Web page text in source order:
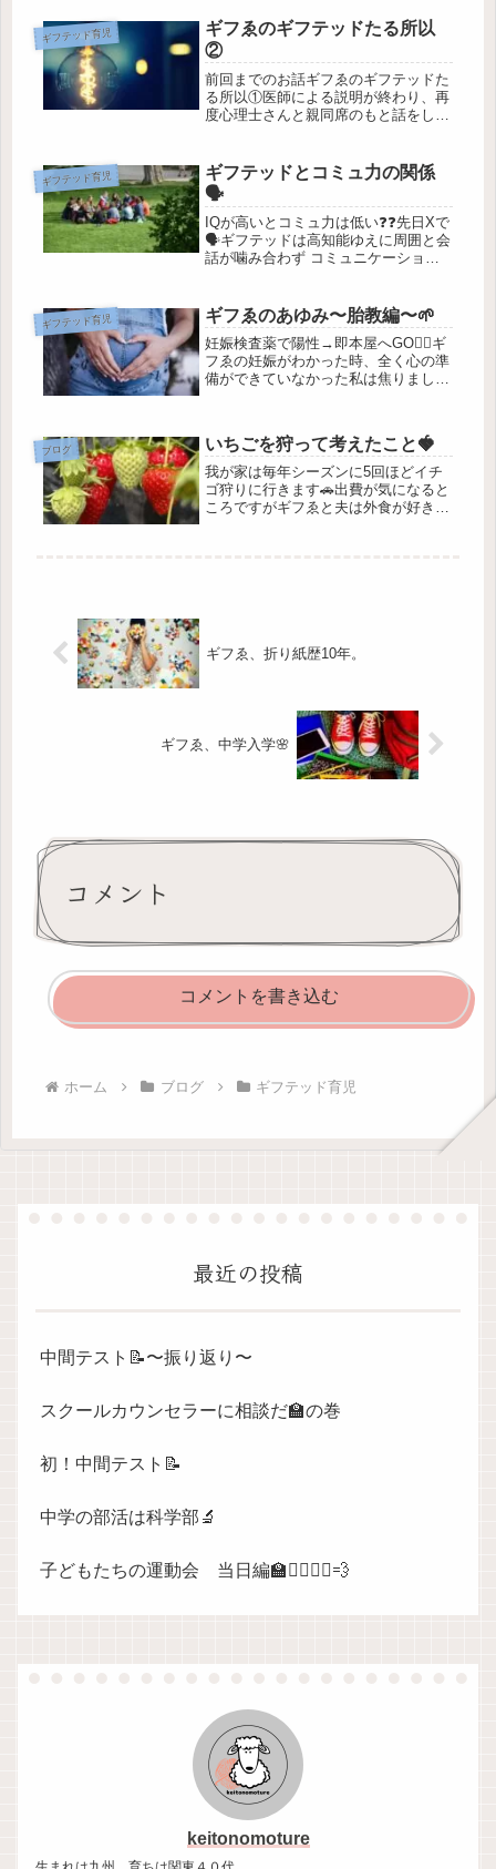
りかかっていました🌃一時期、寝かし
つけのための童謡のバリエーション
が...
ギフテッド育児
ギフゑのギフテッドたる所以
②
前回までのお話ギフゑのギフテッドた
る所以①医師による説明が終わり、再
度心理士さんと親同席のもと話をしま
13)あり、日常生活を送るうえで学校
生活がストレスになってい...
ギフテッド育児
ギフテッドとコミュ力の関係
🗣️
IQが高いとコミュ力は低い❓❓先日Xで
🗣️ギフテッドは高知能ゆえに周囲と会
話が噛み合わず コミュニケーション
というやり取りを見ました。ギフゑの
ことを思い返してみると・・・...
ギフテッド育児 ギフゑのあゆみ〜胎教編〜🌱
妊娠検査薬で陽性→即本屋へGO🏃‍♀️ギ
フゑの妊娠がわかった時、全く心の準
備ができていなかった私は焦りました
かったのです。(私は昔から薄ボンヤ
リと問題から目を逸らす癖があり...
ブログ いちごを狩って考えたこと🍓
我が家は毎年シーズンに5回ほどイチ
ゴ狩りに行きます🚗出費が気になると
ころですがギフゑと夫は外食が好きで
ギフゑ、折り紙歴10年。
ギフゑ、中学入学🌸
コメント
コメントを書き込む
ホーム ブログ ギフテッド育児
最近の投稿
中間テスト📝〜振り返り〜
スクールカウンセラーに相談だ🏫の巻
初！中間テスト📝
中学の部活は科学部🔬
子どもたちの運動会 当日編🏫🏃‍♀️🏃‍♀️💨
keitonomoture